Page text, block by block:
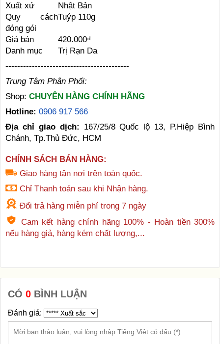
Xuất xứ
Nhật Bản
Quy cách
đóng gói
Tuýp 110g
Giá bán
420.000₫
Danh mục
Trị Rạn Da
------------------------------------------
Trung Tâm Phân Phối:
Shop: CHUYÊN HÀNG CHÍNH HÃNG
Hotline: 0906 917 566
Địa chỉ giao dịch: 167/25/8 Quốc lộ 13, P.Hiệp Bình
Chánh, Tp.Thủ Đức, HCM
CHÍNH SÁCH BÁN HÀNG:
Giao hàng tận nơi trên toàn quốc.
Chỉ Thanh toán sau khi Nhận hàng.
Đổi trả hàng miễn phí trong 7 ngày
Cam kết hàng chính hãng 100% - Hoàn tiền 300%
nếu hàng giả, hàng kém chất lượng,...
CÓ 0 BÌNH LUẬN
Đánh giá: